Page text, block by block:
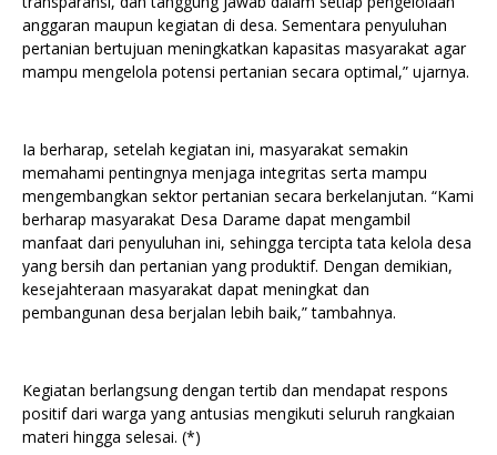
anggaran maupun kegiatan di desa. Sementara penyuluhan
pertanian bertujuan meningkatkan kapasitas masyarakat agar
mampu mengelola potensi pertanian secara optimal,” ujarnya.
Ia berharap, setelah kegiatan ini, masyarakat semakin
memahami pentingnya menjaga integritas serta mampu
mengembangkan sektor pertanian secara berkelanjutan. “Kami
berharap masyarakat Desa Darame dapat mengambil
manfaat dari penyuluhan ini, sehingga tercipta tata kelola desa
yang bersih dan pertanian yang produktif. Dengan demikian,
kesejahteraan masyarakat dapat meningkat dan
pembangunan desa berjalan lebih baik,” tambahnya.
Kegiatan berlangsung dengan tertib dan mendapat respons
positif dari warga yang antusias mengikuti seluruh rangkaian
materi hingga selesai. (*)